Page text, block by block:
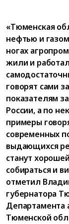
«Тюменская
нефтью и
ногах
жили и
говорят сами
показателям
России, а по
примеры
современных
выдающихся
станут
собираться и
отметил
губернатора
Департамента
Тюменской